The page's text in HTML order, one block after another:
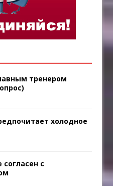
тренером
холодное
с